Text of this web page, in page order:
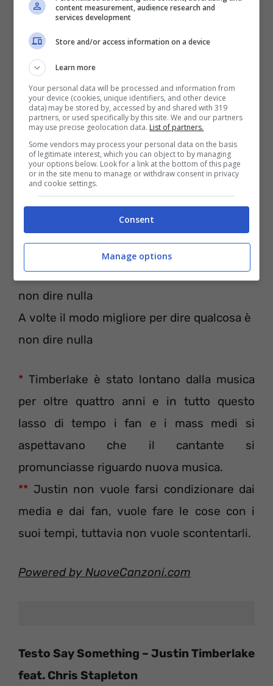
[Ponte: Justin Timberlake e (Chris
Stapleton)]
A volte il modo migliore per dire qualcosa è
A volte il modo migliore per dire qualcosa è
non dire nulla
A volte il modo migliore per dire qualcosa è
non dire nulla
* Timberlake è stato lontano dalla musica
per oltre quattro anni e in tutto questo
lasso di tempo i fan e i mass medi si
aspettavano che il cantante si
promunciasse riguardo nuova musica.
** Justin non vuole farsi condizionare dai
media e dai fan, vuole fare le cose con i
suoi tempi, tuttavia non vuole scontentarli.
Powered by NuoveCanzoni.com
Testo Say Something – Justin Timberlake
feat. Chris Stapleton
content measurement, audience research and
services development
Store and/or access information on a device
Learn more
Your personal data will be processed and information from
your device (cookies, unique identifiers, and other device
data) may be stored by, accessed by and shared with 319
partners, or used specifically by this site. We and our partners
may use precise geolocation data. List of partners.
Some vendors may process your personal data on the basis
of legitimate interest, which you can object to by managing
your options below. Look for a link at the bottom of this page
or in the site menu to manage or withdraw consent in privacy
and cookie settings.
Consent
Manage options